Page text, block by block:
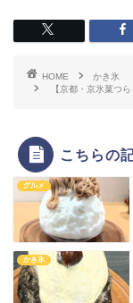
HOME
かき氷
【京都・京氷菓つ
こちらの
グルメ
かき氷